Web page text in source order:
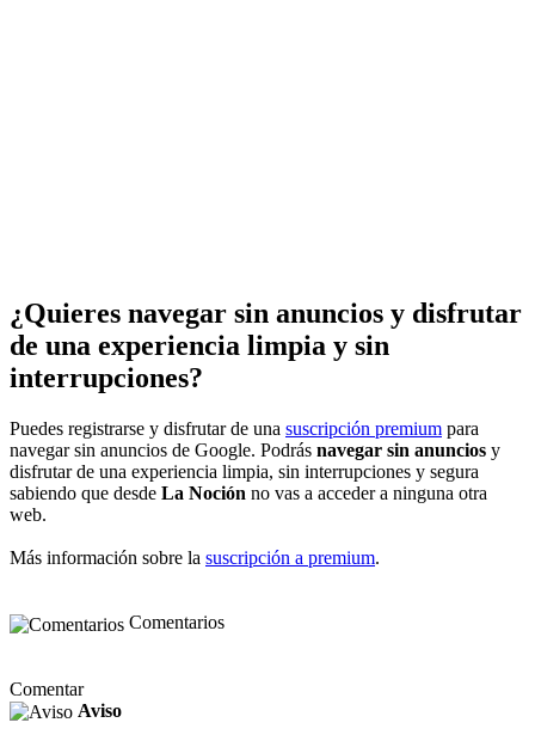
¿Quieres navegar sin anuncios y disfrutar
de una experiencia limpia y sin
interrupciones?
Puedes registrarse y disfrutar de una suscripción premium para
navegar sin anuncios de Google. Podrás navegar sin anuncios y
disfrutar de una experiencia limpia, sin interrupciones y segura
sabiendo que desde La Noción no vas a acceder a ninguna otra
web.
Más información sobre la suscripción a premium.
Comentarios
Comentar
Aviso